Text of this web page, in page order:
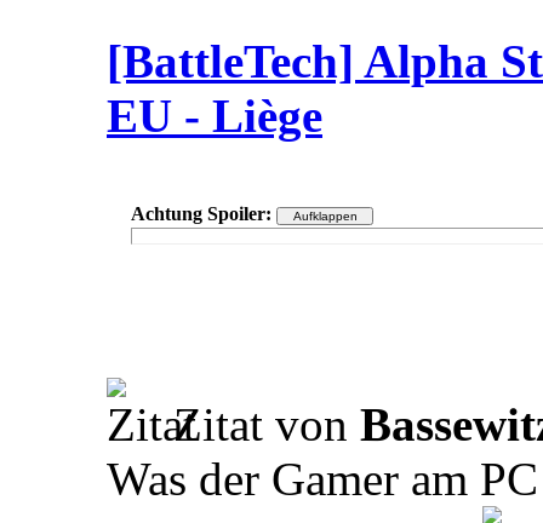
[BattleTech] Alpha
EU - Liège
Achtung Spoiler:
Zitat von
Was der Gamer am